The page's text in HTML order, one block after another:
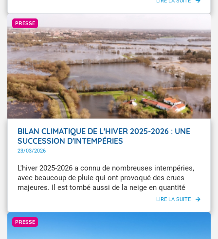
PRESSE
Infoclimat / sargawaen
BILAN CLIMATIQUE DE L'HIVER 2025-2026 : UNE
SUCCESSION D'INTEMPÉRIES
23/03/2026
L'hiver 2025-2026 a connu de nombreuses intempéries,
avec beaucoup de pluie qui ont provoqué des crues
majeures. Il est tombé aussi de la neige en quantité
abondante sur la plupart des massifs. Février 2026 est
enregistré.
PRESSE
GettyImages